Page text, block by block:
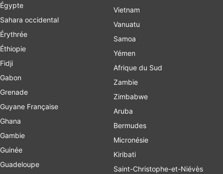
Égypte
Sahara occidental
Érythrée
Éthiopie
Fidji
Gabon
Grenade
Guyane Française
Ghana
Gambie
Guinée
Guadeloupe
Vietnam
Vanuatu
Samoa
Yémen
Afrique du Sud
Zambie
Zimbabwe
Aruba
Bermudes
Micronésie
Kiribati
Saint-Christophe-et-Niévès